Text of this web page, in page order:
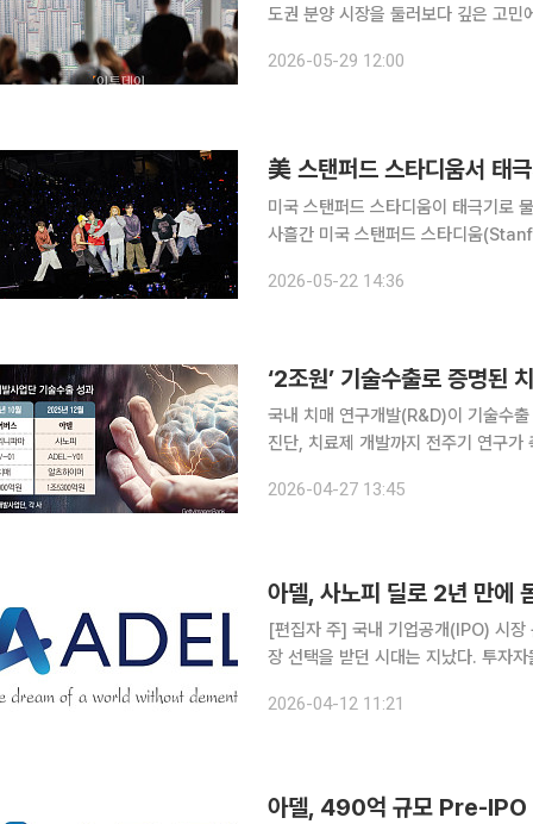
도권 분양 시장을 둘러보다 깊은 고
다. A 씨는 "경기도 외곽조차 전용면
2026-05-29 12:00
美 스탠퍼드 스타디움서 태
미국 스탠퍼드 스타디움이 태극기로 물들었다. 그룹 방탄소년단은 16~17일과
사흘간 미국 스탠퍼드 스타디움
1921년 개장한 이곳에서 콘
2026-05-22 14:36
‘2조원’ 기술수출로 증명된
국내 치매 연구개발(R&D)이 기술수
진단, 치료제 개발까지 전주기 연구
라자 서울에서 ‘치매극복연구개발
2026-04-27 13:45
[편집자 주] 국내 기업공개(IPO) 시장
장 선택을 받던 시대는 지났다. 투자
섰다. 본지는 상장을 앞둔 기업의 기
2026-04-12 11:21
아델, 490억 규모 Pre-IPO